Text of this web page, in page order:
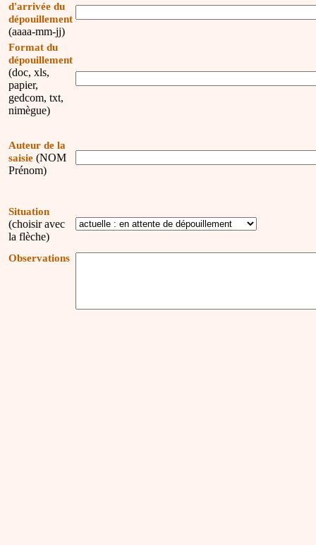
d'arrivée du
dépouillement
(aaaa-mm-jj)
Format du
dépouillement
(doc, xls,
papier,
gedcom, txt,
nimègue)
Auteur de la
saisie (NOM
Prénom)
Situation
(choisir avec
la flèche)
Observations